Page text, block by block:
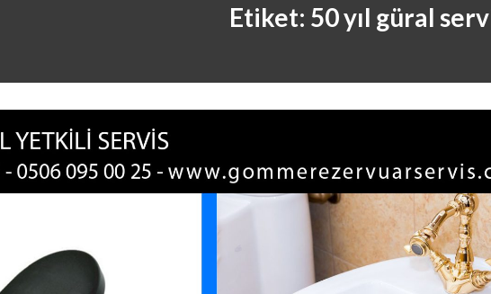
Etiket: 50 yıl güral